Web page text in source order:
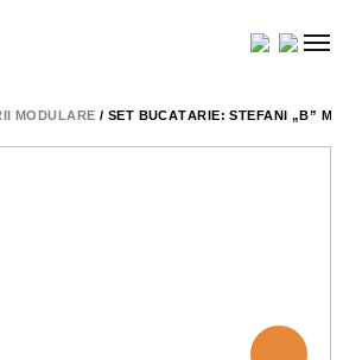
MODULARE / SET BUCĂTĂRIE: STEFANI „B”